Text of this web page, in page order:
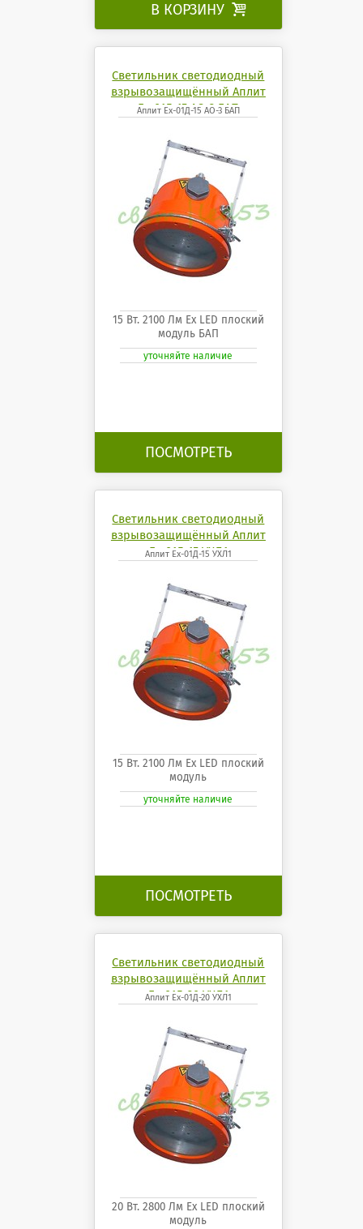
В КОРЗИНУ 
Светильник светодиодный
взрывозащищённый Аплит
Ех-01Д-15 АО-3 БАП
Аплит Ех-01Д-15 АО-3 БАП
15 Вт. 2100 Лм Ех LED плоский
модуль БАП
уточняйте наличие
ПОСМОТРЕТЬ
Светильник светодиодный
взрывозащищённый Аплит
Ех-01Д-15 УХЛ1
Аплит Ех-01Д-15 УХЛ1
15 Вт. 2100 Лм Ех LED плоский
модуль
уточняйте наличие
ПОСМОТРЕТЬ
Светильник светодиодный
взрывозащищённый Аплит
Ех-01Д-20 УХЛ1
Аплит Ех-01Д-20 УХЛ1
20 Вт. 2800 Лм Ех LED плоский
модуль